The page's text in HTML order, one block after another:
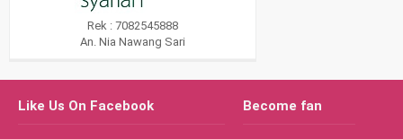
Rek : 7082545888
An. Nia Nawang Sari
Like Us On Facebook Become fan